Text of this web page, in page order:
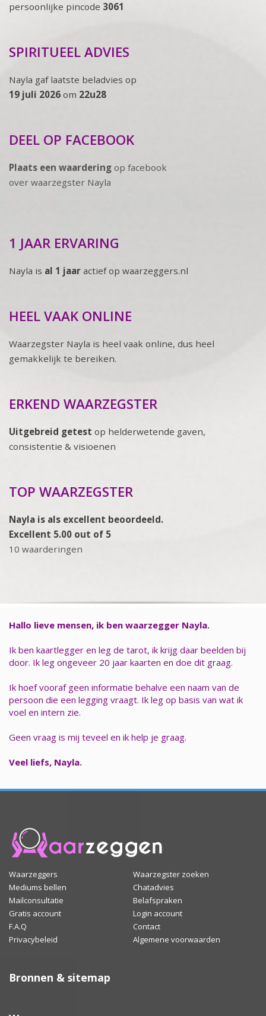
persoonlijke pincode 3061
SPIRITUEEL ADVIES
Nayla gaf laatste beladvies op
19 juli 2026 om 22u28
DEEL OP FACEBOOK
Plaats een waardering op facebook
over waarzegster Nayla
1 JAAR ERVARING
Nayla is al 1 jaar actief op waarzeggers.nl
HEEL VAAK ONLINE
Waarzegster Nayla is heel vaak online, dus heel
gemakkelijk te bereiken.
ERKEND WAARZEGSTER
Uitgebreid getest op helderwetende gaven,
consistentie & visioenen
TOP WAARZEGSTER
Nayla is als excellent beoordeeld.
Excellent 5.00 out of 5
10 waarderingen
Hallo lieve mensen, ik ben waarzegger Nayla.
Ik ben kaartlegger en leg de tarot, ik krijg daar beelden bij
door. Ik leg ongeveer 20 jaar kaarten en doe dit graag.
Ik hoef vooraf geen informatie behalve een naam van de
persoon die een legging vraagt. Ik leg op basis van wat ik
voel en intern zie.
Geen vraag is mij teveel en ik help je graag.
Veel liefs, Nayla.
Waarzeggers
Waarzegster zoeken
Mediums bellen
Chatadvies
Mailconsultatie
Belafspraken
Gratis account
Login account
F.A.Q
Contact
Privacybeleid
Algemene voorwaarden
Bronnen & sitemap